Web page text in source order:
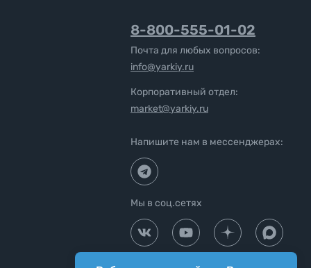
8-800-555-01-02
Почта для любых вопросов:
info@yarkiy.ru
Корпоративный отдел:
market@yarkiy.ru
Напишите нам в мессенджерах:
Мы в соц.сетях